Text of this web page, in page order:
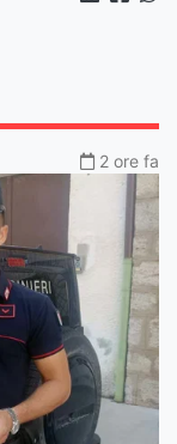
2 ore fa